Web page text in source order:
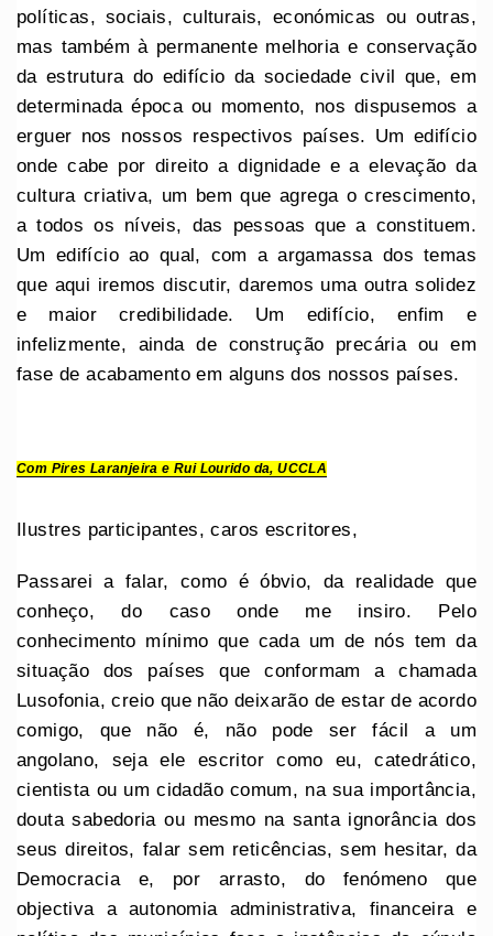
políticas, sociais, culturais, económicas ou outras,
mas também à permanente melhoria e conservação
da estrutura do edifício da sociedade civil que, em
determinada época ou momento, nos dispusemos a
erguer nos nossos respectivos países. Um edifício
onde cabe por direito a dignidade e a elevação da
cultura criativa, um bem que agrega o crescimento,
a todos os níveis, das pessoas que a constituem.
Um edifício ao qual, com a argamassa dos temas
que aqui iremos discutir, daremos uma outra solidez
e maior credibilidade. Um edifício, enfim e
infelizmente, ainda de construção precária ou em
fase de acabamento em alguns dos nossos países.
Com Pires Laranjeira e Rui Lourido da, UCCLA
Ilustres participantes, caros escritores,
Passarei a falar, como é óbvio, da realidade que
conheço, do caso onde me insiro. Pelo
conhecimento mínimo que cada um de nós tem da
situação dos países que conformam a chamada
Lusofonia, creio que não deixarão de estar de acordo
comigo, que não é, não pode ser fácil a um
angolano, seja ele escritor como eu, catedrático,
cientista ou um cidadão comum, na sua importância,
douta sabedoria ou mesmo na santa ignorância dos
seus direitos, falar sem reticências, sem hesitar, da
Democracia e, por arrasto, do fenómeno que
objectiva a autonomia administrativa, financeira e